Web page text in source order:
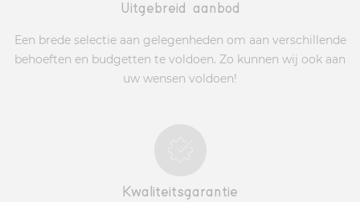
Uitgebreid aanbod
Een brede selectie aan gelegenheden om aan verschillende
behoeften en budgetten te voldoen. Zo kunnen wij ook aan
uw wensen voldoen!
Kwaliteitsgarantie